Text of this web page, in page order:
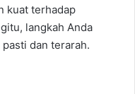
kuat terhadap
langkah Anda
dan terarah.